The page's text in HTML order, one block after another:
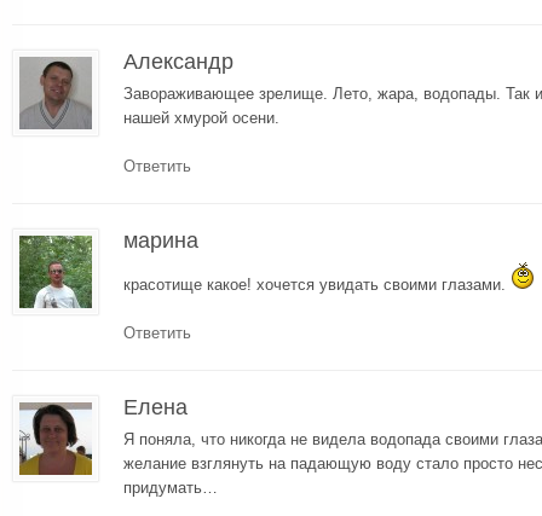
Александр
Завораживающее зрелище. Лето, жара, водопады. Так и
нашей хмурой осени.
Ответить
марина
красотище какое! хочется увидать своими глазами.
Ответить
Елена
Я поняла, что никогда не видела водопада своими
желание взглянуть на падающую воду стало просто
придумать…